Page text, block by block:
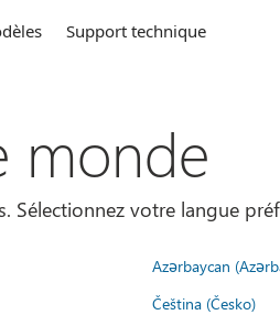
Support technique
monde
votre langue
Azərbaycan
Čeština (Česko)